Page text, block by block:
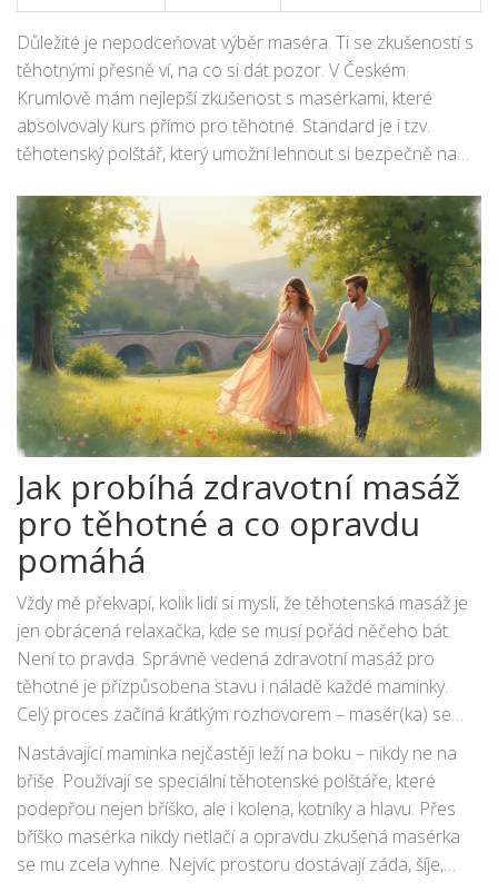
Důležité je nepodceňovat výběr maséra. Ti se zkušeností s
těhotnými přesně ví, na co si dát pozor. V Českém
Krumlově mám nejlepší zkušenost s masérkami, které
absolvovaly kurs přímo pro těhotné. Standard je i tzv.
těhotenský polštář, který umožní lehnout si bezpečně na
Jak probíhá zdravotní masáž
pro těhotné a co opravdu
pomáhá
Vždy mě překvapí, kolik lidí si myslí, že těhotenská masáž je
jen obrácená relaxačka, kde se musí pořád něčeho bát.
Není to pravda. Správně vedená zdravotní masáž pro
těhotné je přizpůsobena stavu i náladě každé maminky.
Celý proces začíná krátkým rozhovorem – masér(ka) se
ptá, jak těhotenství probíhá, kde cítíte největší bolest, jestli
jsou komplikace a na co se zaměřit.
Nastávající maminka nejčastěji leží na boku – nikdy ne na
břiše. Používají se speciální těhotenské polštáře, které
podepřou nejen bříško, ale i kolena, kotníky a hlavu. Přes
bříško masérka nikdy netlačí a opravdu zkušená masérka
se mu zcela vyhne. Nejvíc prostoru dostávají záda, šíje,